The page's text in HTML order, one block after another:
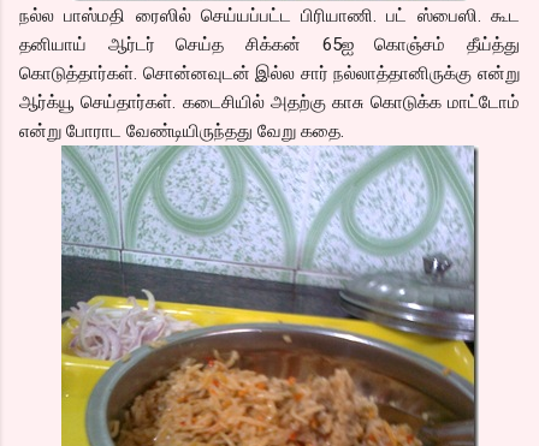
நல்ல பாஸ்மதி ரைஸில் செய்யப்பட்ட பிரியாணி. பட் ஸ்பைஸி. கூட
தனியாய் ஆர்டர் செய்த சிக்கன் 65ஐ கொஞ்சம் தீய்த்து
கொடுத்தார்கள். சொன்னவுடன் இல்ல சார் நல்லாத்தானிருக்கு என்று
ஆர்க்யூ செய்தார்கள். கடைசியில் அதற்கு காசு கொடுக்க மாட்டோம்
என்று போராட வேண்டியிருந்தது வேறு கதை.